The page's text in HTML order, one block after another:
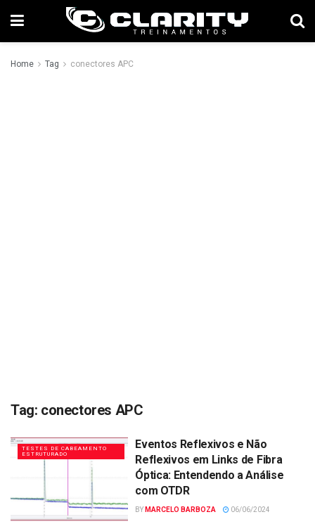
Home Tag conectores APC
Tag: conectores APC
TESTES DE CABEAMENTO
ESTRUTURADO
Eventos Reflexivos e Não
Reflexivos em Links de Fibra
Óptica: Entendendo a Análise
com OTDR
BY MARCELO BARBOZA 06/06/2024